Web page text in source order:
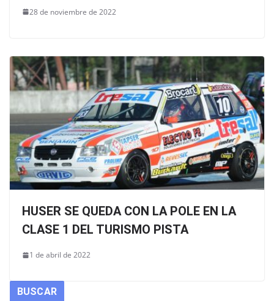
28 de noviembre de 2022
HUSER SE QUEDA CON LA POLE EN LA
CLASE 1 DEL TURISMO PISTA
1 de abril de 2022
BUSCAR